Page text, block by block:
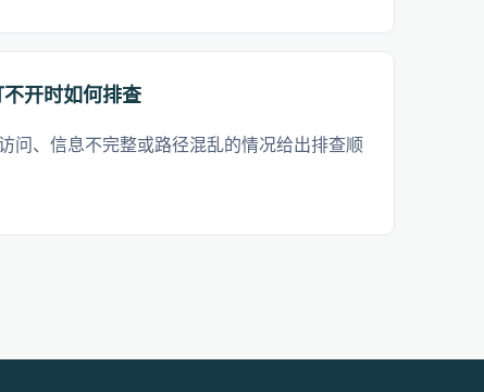
开时如何排查
问、信息不完整或路径混乱的情况给出排查顺